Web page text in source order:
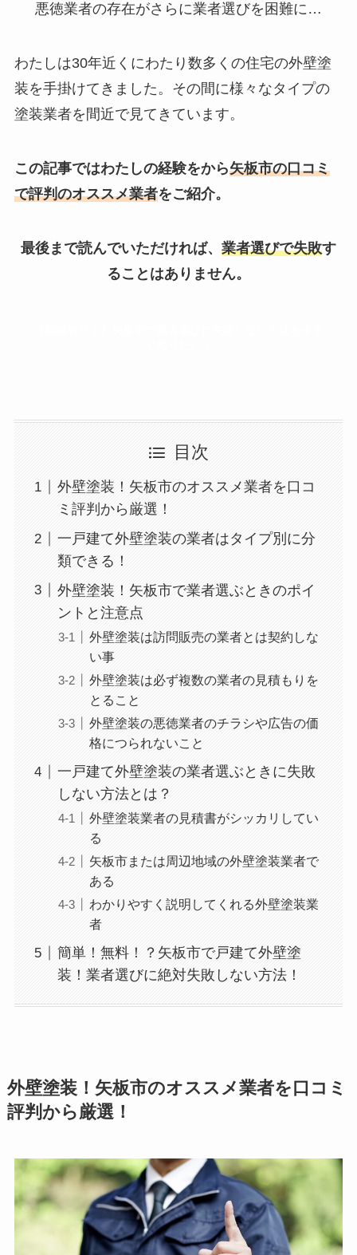
悪徳業者の存在がさらに業者選びを困難に…
わたしは30年近くにわたり数多くの住宅の外壁塗
装を手掛けてきました。その間に様々なタイプの
塗装業者を間近で見てきています。
この記事ではわたしの経験をから矢板市の口コミ
で評判のオススメ業者をご紹介。
最後まで読んでいただければ、 業者選びで失敗す
ることはありません。
目次
外壁塗装！矢板市のオススメ業者を口コ
ミ評判から厳選！
一戸建て外壁塗装の業者はタイプ別に分
類できる！
外壁塗装！矢板市で業者選ぶときのポイ
ントと注意点
外壁塗装は訪問販売の業者とは契約しな
い事
外壁塗装は必ず複数の業者の見積もりを
とること
外壁塗装の悪徳業者のチラシや広告の価
格につられないこと
一戸建て外壁塗装の業者選ぶときに失敗
しない方法とは？
外壁塗装業者の見積書がシッカリしてい
る
矢板市または周辺地域の外壁塗装業者で
ある
わかりやすく説明してくれる外壁塗装業
者
簡単！無料！？矢板市で戸建て外壁塗
装！業者選びに絶対失敗しない方法！
外壁塗装！矢板市のオススメ業者を口コミ
評判から厳選！